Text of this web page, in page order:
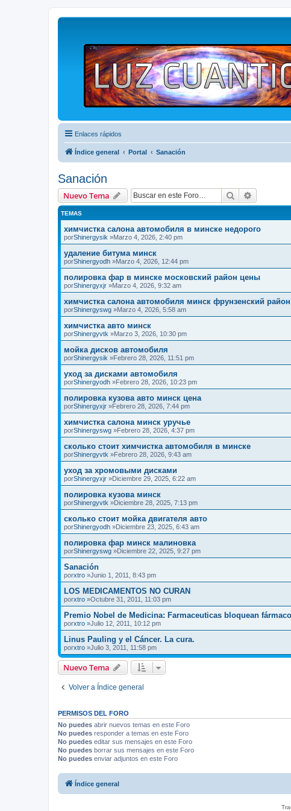
Enlaces rápidos
Índice general Portal Sanación
Sanación
Nuevo Tema Buscar
TEMAS
химчистка салона автомобиля в минске недорого
porShinergysik »Marzo 4, 2026, 2:40 pm
удаление битума минск
porShinergyodh »Marzo 4, 2026, 12:44 pm
полировка фар в минске московский район цены
porShinergyxjr »Marzo 4, 2026, 9:32 am
химчистка салона автомобиля минск фрунзенский район
porShinergyswg »Marzo 4, 2026, 5:58 am
химчистка авто минск
porShinergyvtk »Marzo 3, 2026, 10:30 pm
мойка дисков автомобиля
porShinergysik »Febrero 28, 2026, 11:51 pm
уход за дисками автомобиля
porShinergyodh »Febrero 28, 2026, 10:23 pm
полировка кузова авто минск цена
porShinergyxjr »Febrero 28, 2026, 7:44 pm
химчистка салона минск уручье
porShinergyswg »Febrero 28, 2026, 4:37 pm
сколько стоит химчистка автомобиля в минске
porShinergyvtk »Febrero 28, 2026, 9:43 am
уход за хромовыми дисками
porShinergyxjr »Diciembre 29, 2025, 6:22 am
полировка кузова минск
porShinergyvtk »Diciembre 28, 2025, 7:13 pm
сколько стоит мойка двигателя авто
porShinergyodh »Diciembre 23, 2025, 6:43 am
полировка фар минск малиновка
porShinergyswg »Diciembre 22, 2025, 9:27 pm
Sanación
porxtro »Junio 1, 2011, 8:43 pm
LOS MEDICAMENTOS NO CURAN
porxtro »Octubre 31, 2011, 11:03 pm
Premio Nobel de Medicina: Farmaceuticas bloquean
porxtro »Julio 12, 2011, 10:12 pm
Linus Pauling y el Cáncer. La cura.
porxtro »Julio 3, 2011, 11:58 pm
Nuevo Tema
Volver a Índice general
PERMISOS DEL FORO
No puedes abrir nuevos temas en este Foro
No puedes responder a temas en este Foro
No puedes editar sus mensajes en este Foro
No puedes borrar sus mensajes en este Foro
No puedes enviar adjuntos en este Foro
Índice general